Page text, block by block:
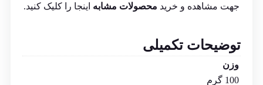
جهت مشاهده و خرید محصولات مشابه اینجا را کلیک کنید.
توضیحات تکمیلی
وزن
100 گرم